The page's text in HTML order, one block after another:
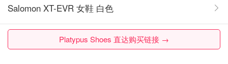
Salomon XT-EVR 女鞋 白色
Platypus Shoes 直达购买链接 →